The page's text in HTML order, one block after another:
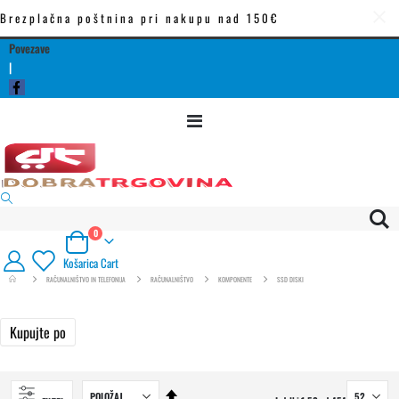
Brezplačna poštnina pri nakupu nad 150€
Povezave
|
Preklop
Cart
0izdelki
KošaricaCart
RAČUNALNIŠTVO IN TELEFONIJA RAČUNALNIŠTVO KOMPONENTE SSD DISKI
Nastavi
Kupujte po